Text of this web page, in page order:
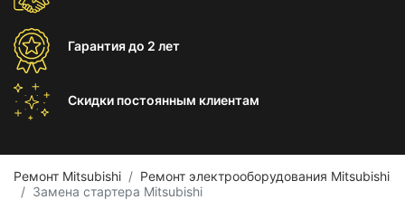
Гарантиядо 2 лет
Скидки постоянным клиентам
Ремонт Mitsubishi
Ремонт электрооборудования Mitsubishi
Замена стартера Mitsubishi